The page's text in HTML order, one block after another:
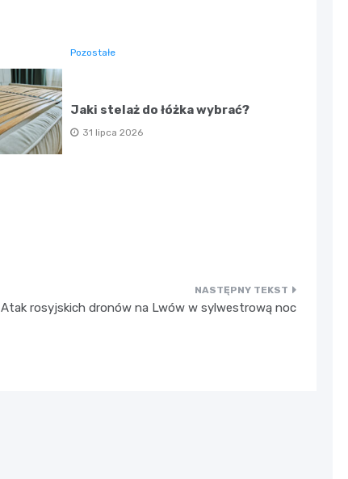
Pozostałe
Jaki stelaż do łóżka wybrać?
31 lipca 2026
Atak rosyjskich dronów na Lwów w sylwestrową noc